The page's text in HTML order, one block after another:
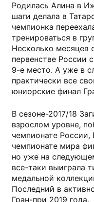
Родилась Алина в
шаги делала в
чемпионка
тренироваться в
Несколько месяцев
первенстве России
9-е место. А уже в
практически все
юниорские финал
В сезоне-2017/18
взрослом уровне,
чемпионате
чемпионате мира
но уже на
все-таки выиграла
медальной
Последний в
Гран-при 2019 года.